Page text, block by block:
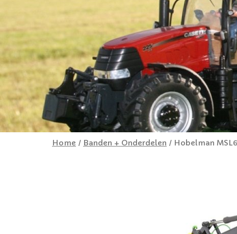
Home / Banden + Onderdelen / Hobelman